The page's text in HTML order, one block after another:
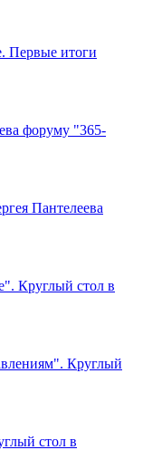
Первые итоги
форуму "365-
Пантелеева
Круглый стол в
Круглый
стол в